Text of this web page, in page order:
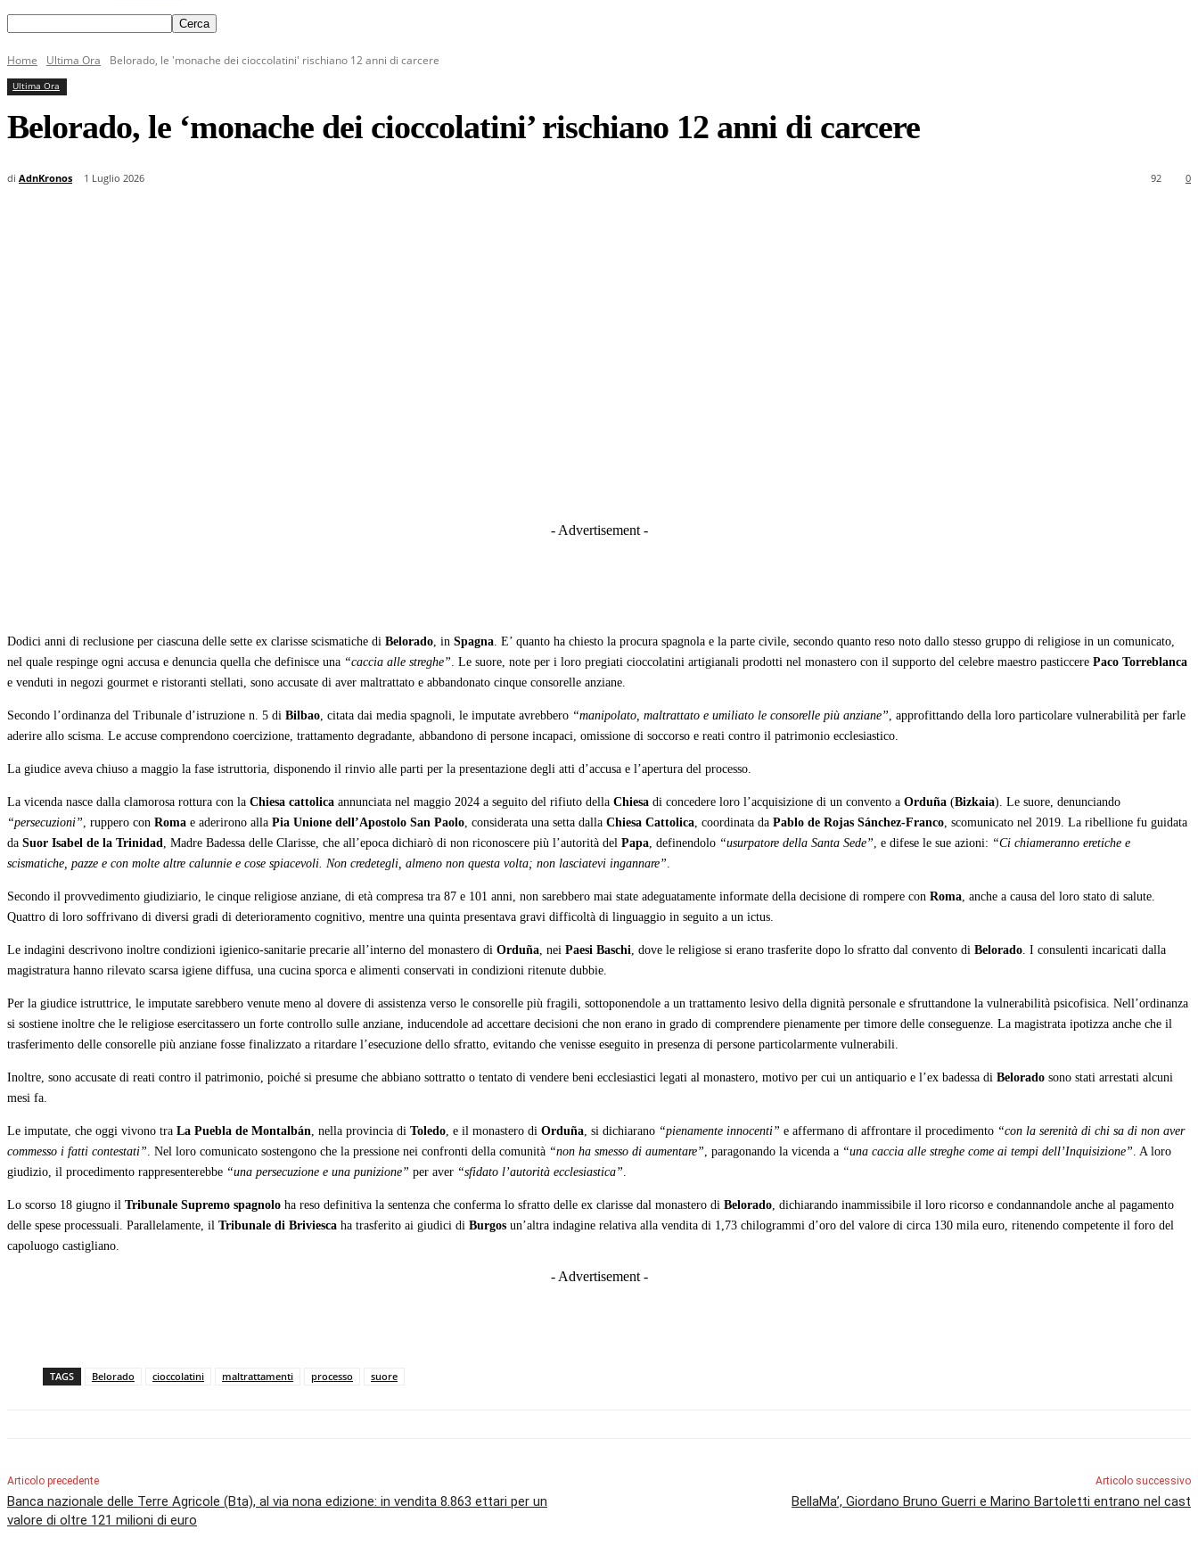
Home Ultima Ora Belorado, le 'monache dei cioccolatini' rischiano 12 anni di carcere
Ultima Ora
Belorado, le ‘monache dei cioccolatini’ rischiano 12 anni di carcere
di AdnKronos 1 Luglio 2026 0
92
- Advertisement -
Dodici anni di reclusione per ciascuna delle sette ex clarisse scismatiche di Belorado, in Spagna. E’ quanto ha chiesto la procura spagnola e la parte civile, secondo quanto reso noto dallo stesso gruppo di religiose in un comunicato,
nel quale respinge ogni accusa e denuncia quella che definisce una “caccia alle streghe”. Le suore, note per i loro pregiati cioccolatini artigianali prodotti nel monastero con il supporto del celebre maestro pasticcere Paco Torreblanca
e venduti in negozi gourmet e ristoranti stellati, sono accusate di aver maltrattato e abbandonato cinque consorelle anziane.
Secondo l’ordinanza del Tribunale d’istruzione n. 5 di Bilbao, citata dai media spagnoli, le imputate avrebbero “manipolato, maltrattato e umiliato le consorelle più anziane”, approfittando della loro particolare vulnerabilità per farle
aderire allo scisma. Le accuse comprendono coercizione, trattamento degradante, abbandono di persone incapaci, omissione di soccorso e reati contro il patrimonio ecclesiastico.
La giudice aveva chiuso a maggio la fase istruttoria, disponendo il rinvio alle parti per la presentazione degli atti d’accusa e l’apertura del processo.
La vicenda nasce dalla clamorosa rottura con la Chiesa cattolica annunciata nel maggio 2024 a seguito del rifiuto della Chiesa di concedere loro l’acquisizione di un convento a Orduña (Bizkaia). Le suore, denunciando
“persecuzioni”, ruppero con Roma e aderirono alla Pia Unione dell’Apostolo San Paolo, considerata una setta dalla Chiesa Cattolica, coordinata da Pablo de Rojas Sánchez-Franco, scomunicato nel 2019. La ribellione fu guidata
da Suor Isabel de la Trinidad, Madre Badessa delle Clarisse, che all’epoca dichiarò di non riconoscere più l’autorità del Papa, definendolo “usurpatore della Santa Sede”, e difese le sue azioni: “Ci chiameranno eretiche e
scismatiche, pazze e con molte altre calunnie e cose spiacevoli. Non credetegli, almeno non questa volta; non lasciatevi ingannare”.
Secondo il provvedimento giudiziario, le cinque religiose anziane, di età compresa tra 87 e 101 anni, non sarebbero mai state adeguatamente informate della decisione di rompere con Roma, anche a causa del loro stato di salute.
Quattro di loro soffrivano di diversi gradi di deterioramento cognitivo, mentre una quinta presentava gravi difficoltà di linguaggio in seguito a un ictus.
Le indagini descrivono inoltre condizioni igienico-sanitarie precarie all’interno del monastero di Orduña, nei Paesi Baschi, dove le religiose si erano trasferite dopo lo sfratto dal convento di Belorado. I consulenti incaricati dalla
magistratura hanno rilevato scarsa igiene diffusa, una cucina sporca e alimenti conservati in condizioni ritenute dubbie.
Per la giudice istruttrice, le imputate sarebbero venute meno al dovere di assistenza verso le consorelle più fragili, sottoponendole a un trattamento lesivo della dignità personale e sfruttandone la vulnerabilità psicofisica. Nell’ordinanza
si sostiene inoltre che le religiose esercitassero un forte controllo sulle anziane, inducendole ad accettare decisioni che non erano in grado di comprendere pienamente per timore delle conseguenze. La magistrata ipotizza anche che il
trasferimento delle consorelle più anziane fosse finalizzato a ritardare l’esecuzione dello sfratto, evitando che venisse eseguito in presenza di persone particolarmente vulnerabili.
Inoltre, sono accusate di reati contro il patrimonio, poiché si presume che abbiano sottratto o tentato di vendere beni ecclesiastici legati al monastero, motivo per cui un antiquario e l’ex badessa di Belorado sono stati arrestati alcuni
mesi fa.
Le imputate, che oggi vivono tra La Puebla de Montalbán, nella provincia di Toledo, e il monastero di Orduña, si dichiarano “pienamente innocenti” e affermano di affrontare il procedimento “con la serenità di chi sa di non aver
commesso i fatti contestati”. Nel loro comunicato sostengono che la pressione nei confronti della comunità “non ha smesso di aumentare”, paragonando la vicenda a “una caccia alle streghe come ai tempi dell’Inquisizione”. A loro
giudizio, il procedimento rappresenterebbe “una persecuzione e una punizione” per aver “sfidato l’autorità ecclesiastica”.
Lo scorso 18 giugno il Tribunale Supremo spagnolo ha reso definitiva la sentenza che conferma lo sfratto delle ex clarisse dal monastero di Belorado, dichiarando inammissibile il loro ricorso e condannandole anche al pagamento
delle spese processuali. Parallelamente, il Tribunale di Briviesca ha trasferito ai giudici di Burgos un’altra indagine relativa alla vendita di 1,73 chilogrammi d’oro del valore di circa 130 mila euro, ritenendo competente il foro del
capoluogo castigliano.
- Advertisement -
TAGS Belorado cioccolatini maltrattamenti processo suore
Articolo precedente
Banca nazionale delle Terre Agricole (Bta), al via nona edizione: in vendita 8.863 ettari per un
valore di oltre 121 milioni di euro
Articolo successivo
BellaMa’, Giordano Bruno Guerri e Marino Bartoletti entrano nel cast